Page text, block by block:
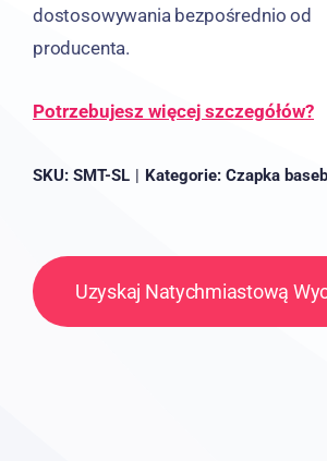
dostosowywania bezpośrednio od
producenta.
Potrzebujesz więcej szczegółów?
SKU: SMT-SL | Kategorie: Czapka
Uzyskaj Natychmiastową